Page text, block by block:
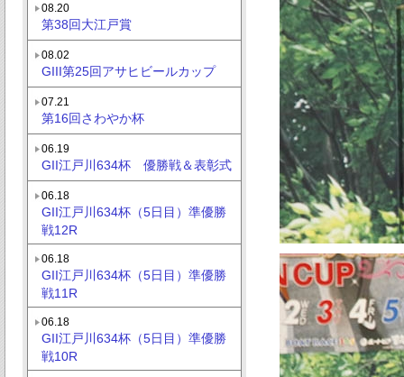
08.20
第38回大江戸賞
08.02
GIII第25回アサヒビールカップ
07.21
第16回さわやか杯
06.19
GII江戸川634杯 優勝戦＆表彰式
06.18
GII江戸川634杯（5日目）準優勝
戦12R
06.18
GII江戸川634杯（5日目）準優勝
戦11R
06.18
GII江戸川634杯（5日目）準優勝
戦10R